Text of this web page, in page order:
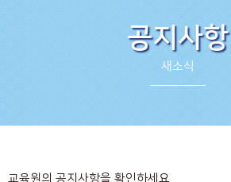
공지사항
새소식
교육원의 공지사항을 확인하세요.